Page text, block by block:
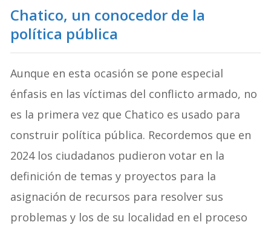
Chatico, un conocedor de la
política pública
Aunque en esta ocasión se pone especial
énfasis en las víctimas del conflicto armado, no
es la primera vez que Chatico es usado para
construir política pública. Recordemos que en
2024 los ciudadanos pudieron votar en la
definición de temas y proyectos para la
asignación de recursos para resolver sus
problemas y los de su localidad en el proceso